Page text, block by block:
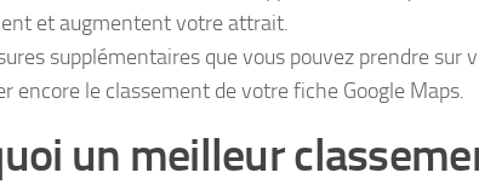
et augmentent votre attrait.
supplémentaires que vous pouvez prendre sur
encore le classement de votre fiche Google Maps.
un meilleur